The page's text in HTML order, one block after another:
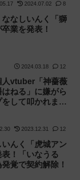
2024.07.02 8
ななしいんく「獅
業を発表！
2024.03.18 12
人vtuber「神薔薇
ねる」に嫌がら
して叩かれまく
2023.12.31 12
いんく「虎城アン
！「いなうる
覚で契約解除！